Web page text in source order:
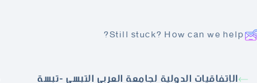
Still stuck? How can we help?